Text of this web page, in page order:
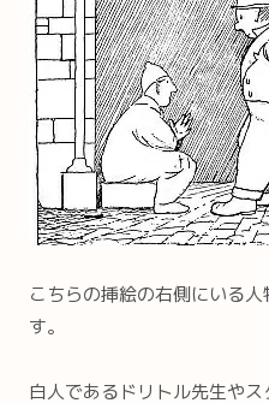
こちらの挿絵の右側にいる
す。
白人であるドリトル先生や